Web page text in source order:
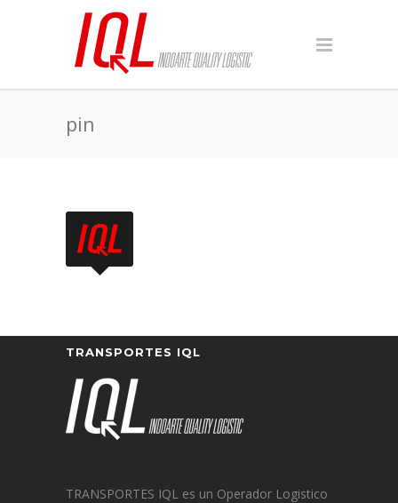
pin
TRANSPORTES IQL
TRANSPORTES IQL es un Operador Logistico